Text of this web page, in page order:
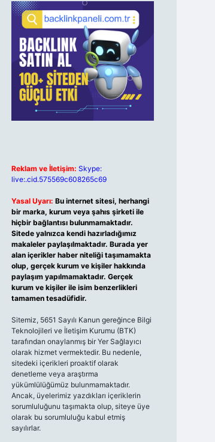
Reklam ve İletişim: Skype:
live:.cid.575569c608265c69
Yasal Uyarı: Bu internet sitesi, herhangi
bir marka, kurum veya şahıs şirketi ile
hiçbir bağlantısı bulunmamaktadır.
Sitede yalnızca kendi hazırladığımız
makaleler paylaşılmaktadır. Burada yer
alan içerikler haber niteliği taşımamakta
olup, gerçek kurum ve kişiler hakkında
paylaşım yapılmamaktadır. Gerçek
kurum ve kişiler ile isim benzerlikleri
tamamen tesadüfidir.
Sitemiz, 5651 Sayılı Kanun gereğince Bilgi
Teknolojileri ve İletişim Kurumu (BTK)
tarafından onaylanmış bir Yer Sağlayıcı
olarak hizmet vermektedir. Bu nedenle,
sitedeki içerikleri proaktif olarak
denetleme veya araştırma
yükümlülüğümüz bulunmamaktadır.
Ancak, üyelerimiz yazdıkları içeriklerin
sorumluluğunu taşımakta olup, siteye üye
olarak bu sorumluluğu kabul etmiş
sayılırlar.